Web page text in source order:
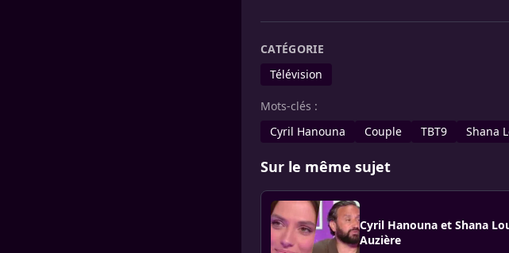
CATÉGORIE
Télévision
Mots-clés :
Cyril Hanouna
Couple TBT9 Shana
Sur le même sujet
Cyril Hanouna et Shana
Auzière